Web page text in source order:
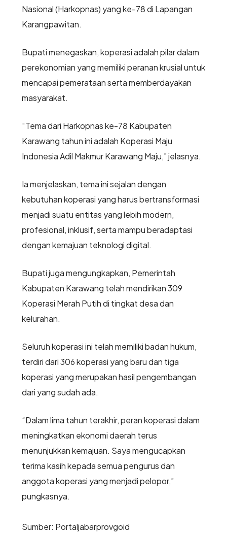
Nasional (Harkopnas) yang ke-78 di Lapangan
Karangpawitan.
Bupati menegaskan, koperasi adalah pilar dalam
perekonomian yang memiliki peranan krusial untuk
mencapai pemerataan serta memberdayakan
masyarakat.
“Tema dari Harkopnas ke-78 Kabupaten
Karawang tahun ini adalah Koperasi Maju
Indonesia Adil Makmur Karawang Maju,” jelasnya.
Ia menjelaskan, tema ini sejalan dengan
kebutuhan koperasi yang harus bertransformasi
menjadi suatu entitas yang lebih modern,
profesional, inklusif, serta mampu beradaptasi
dengan kemajuan teknologi digital.
Bupati juga mengungkapkan, Pemerintah
Kabupaten Karawang telah mendirikan 309
Koperasi Merah Putih di tingkat desa dan
kelurahan.
Seluruh koperasi ini telah memiliki badan hukum,
terdiri dari 306 koperasi yang baru dan tiga
koperasi yang merupakan hasil pengembangan
dari yang sudah ada.
“Dalam lima tahun terakhir, peran koperasi dalam
meningkatkan ekonomi daerah terus
menunjukkan kemajuan. Saya mengucapkan
terima kasih kepada semua pengurus dan
anggota koperasi yang menjadi pelopor,”
pungkasnya.
Sumber: Portaljabarprovgoid